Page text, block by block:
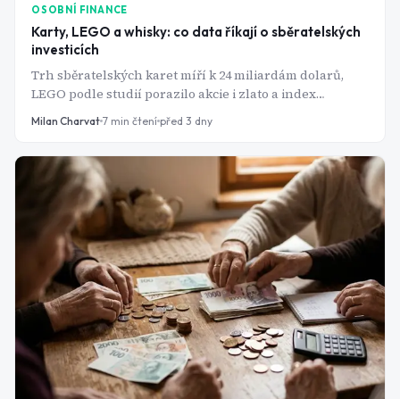
OSOBNÍ FINANCE
Karty, LEGO a whisky: co data říkají o sběratelských
investicích
Trh sběratelských karet míří k 24 miliardám dolarů,
LEGO podle studií porazilo akcie i zlato a index
stabilizuje. Data ale zároveň ukazují, proč jsou tyto
doplňkem portfolia.
Milan Charvat 7 min čtení před 3 dny